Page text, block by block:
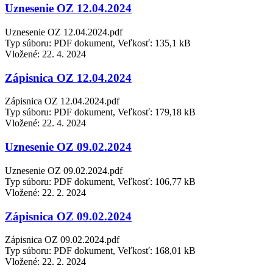
Uznesenie OZ 12.04.2024
Uznesenie OZ 12.04.2024.pdf
Typ súboru: PDF dokument, Veľkosť: 135,1 kB
Vložené: 22. 4. 2024
Zápisnica OZ 12.04.2024
Zápisnica OZ 12.04.2024.pdf
Typ súboru: PDF dokument, Veľkosť: 179,18 kB
Vložené: 22. 4. 2024
Uznesenie OZ 09.02.2024
Uznesenie OZ 09.02.2024.pdf
Typ súboru: PDF dokument, Veľkosť: 106,77 kB
Vložené: 22. 2. 2024
Zápisnica OZ 09.02.2024
Zápisnica OZ 09.02.2024.pdf
Typ súboru: PDF dokument, Veľkosť: 168,01 kB
Vložené: 22. 2. 2024